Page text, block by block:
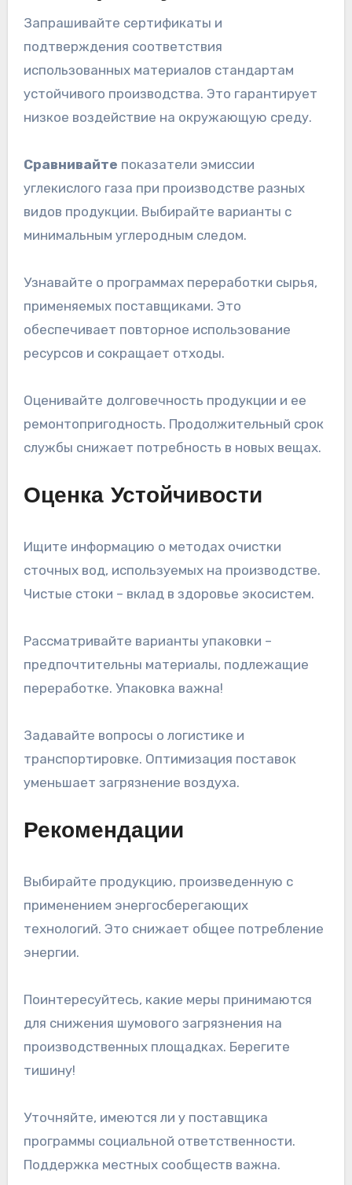
Запрашивайте сертификаты и
подтверждения соответствия
использованных материалов стандартам
устойчивого производства. Это гарантирует
низкое воздействие на окружающую среду.
Сравнивайте показатели эмиссии
углекислого газа при производстве разных
видов продукции. Выбирайте варианты с
минимальным углеродным следом.
Узнавайте о программах переработки сырья,
применяемых поставщиками. Это
обеспечивает повторное использование
ресурсов и сокращает отходы.
Оценивайте долговечность продукции и ее
ремонтопригодность. Продолжительный срок
службы снижает потребность в новых вещах.
Оценка Устойчивости
Ищите информацию о методах очистки
сточных вод, используемых на производстве.
Чистые стоки – вклад в здоровье экосистем.
Рассматривайте варианты упаковки –
предпочтительны материалы, подлежащие
переработке. Упаковка важна!
Задавайте вопросы о логистике и
транспортировке. Оптимизация поставок
уменьшает загрязнение воздуха.
Рекомендации
Выбирайте продукцию, произведенную с
применением энергосберегающих
технологий. Это снижает общее потребление
энергии.
Поинтересуйтесь, какие меры принимаются
для снижения шумового загрязнения на
производственных площадках. Берегите
тишину!
Уточняйте, имеются ли у поставщика
программы социальной ответственности.
Поддержка местных сообществ важна.